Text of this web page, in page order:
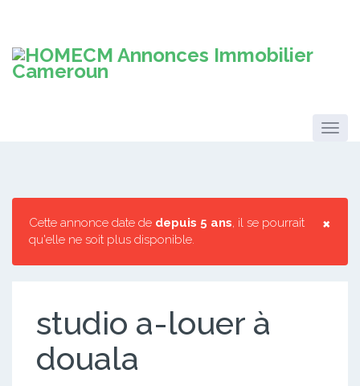
×
Cette annonce date de depuis 5 ans, il se pourrait
qu'elle ne soit plus disponible.
studio a-louer à
douala